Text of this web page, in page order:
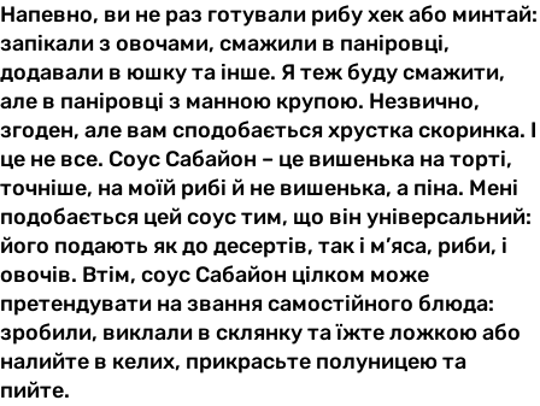
Напевно, ви не раз готували рибу хек або минтай:
запікали з овочами, смажили в паніровці,
додавали в юшку та інше. Я теж буду смажити,
але в паніровці з манною крупою. Незвично,
згоден, але вам сподобається хрустка скоринка. І
це не все. Соус Сабайон – це вишенька на торті,
точніше, на моїй рибі й не вишенька, а піна. Мені
подобається цей соус тим, що він універсальний:
його подають як до десертів, так і м’яса, риби, і
овочів. Втім, соус Сабайон цілком може
претендувати на звання самостійного блюда:
зробили, виклали в склянку та їжте ложкою або
налийте в келих, прикрасьте полуницею та
пийте.